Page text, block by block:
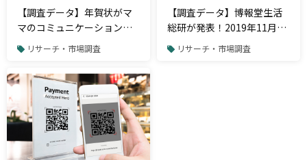
【調査データ】年賀状がマ
マのコミュニケーションツ
ール？年賀状を送る相手は
の友人」が多い！
リサーチ・市場調査
【調査データ】博報堂生活
総研が発表！2019年11月の
消費意欲指数は過去最低、
リサーチ・市場調査